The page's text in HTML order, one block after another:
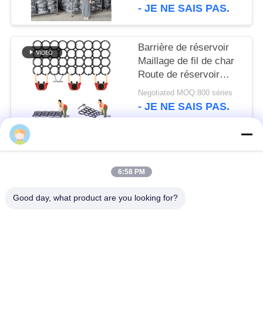
- JE NE SAIS PAS.
Barrière de réservoir
Maillage de fil de char
Route de réservoir
Emballage champ de
bataille Travaux de
Negotiated MOQ:800 séries
- JE NE SAIS PAS.
Catégories populaires
Barrière défensive Barrière militaire
6:58 PM
Good day, what product are you looking for?